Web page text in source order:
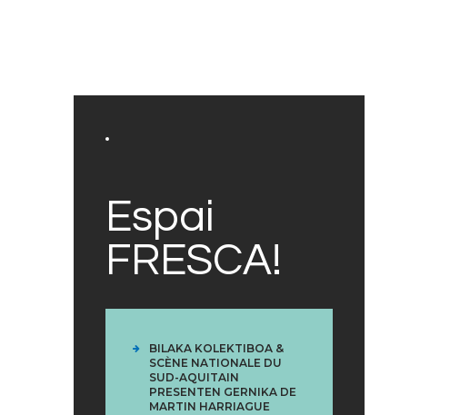
Espai
FRESCA!
BILAKA KOLEKTIBOA &
SCÈNE NATIONALE DU
SUD-AQUITAIN
PRESENTEN GERNIKA DE
MARTIN HARRIAGUE